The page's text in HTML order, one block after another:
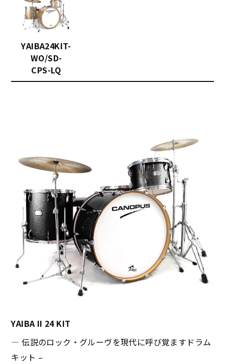
YAIBA24KIT-
WO/SD-
CPS-LQ
YAIBA II 24 KIT
— 伝説のロック・グルーヴを現代に呼び覚ますドラム
キット –